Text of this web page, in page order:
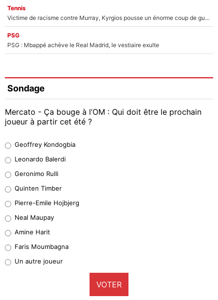
Tennis
Victime de racisme contre Murray, Kyrgios pousse un énorme coup de gueule !
PSG
PSG : Mbappé achève le Real Madrid, le vestiaire exulte
Sondage
Mercato - Ça bouge à l’OM : Qui doit être le prochain
joueur à partir cet été ?
38%
32%
4%
1%
9%
Geoffrey Kondogbia
Leonardo Balerdi
Geronimo Rulli
Quinten Timber
Pierre-Emile Hojbjerg
Neal Maupay
Amine Harit
Faris Moumbagna
Un autre joueur
VOTER